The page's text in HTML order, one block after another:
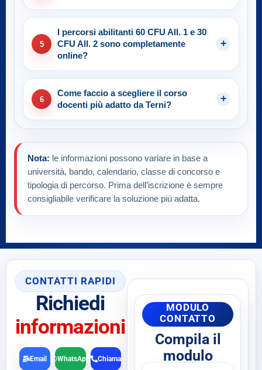
5
I percorsi abilitanti 60 CFU All. 1 e 30
CFU All. 2 sono completamente
online?
6
Come faccio a scegliere il corso
docenti più adatto da Terni?
Nota: le informazioni possono variare in base a
università, bando, calendario, classe di concorso e
tipologia di percorso. Prima dell’iscrizione è sempre
consigliabile verificare la soluzione più adatta.
CONTATTI RAPIDI
Richiedi
informazioni
Chiama
Email WhatsApp
MODULO
CONTATTO
Compila il
modulo